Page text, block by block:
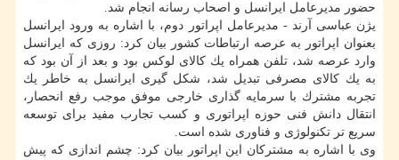
حضور مدیرعامل ایرانسل و اصحاب رسانه انجام شد.
یژن عباسی آرند - مدیرعامل اپراتور دوم، با اشاره به ورود ایرانسل
بعنوان اپراتور به عرصه ارتباطات كشور بیان كرد: روزی كه ایرانسل
وارد عرصه شد، تلفن همراه یك كالای لوكس بود و بعد از آن بود كه
به یك كالای مصرفی تبدیل شد، شكل گیری ایرانسل به خاطر یك
تجربه مشترك با سرمایه گذاری خارجی موفق موجب رفع انحصار،
انتقال دانش فنی حوزه اپراتوری و كسب تجارب مفید برای توسعه
سریع تر تكنولوژی و فناوری شده است.
وی با اشاره به مشتركان این اپراتور بیان كرد: چشم اندازی كه پیش